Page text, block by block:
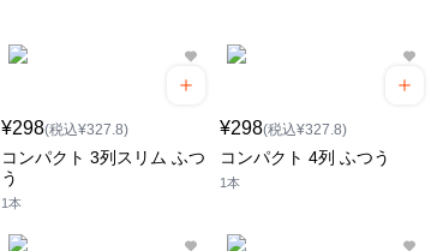
¥298(税込¥327.8)
コンパクト 3列スリム ふつ
う
1本
¥298(税込¥327.8)
コンパクト 4列 ふつう
1本